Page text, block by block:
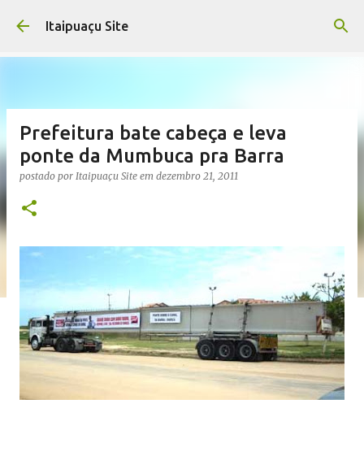
Pular para o conteúdo principal
Itaipuaçu Site
Prefeitura bate cabeça e leva
ponte da Mumbuca pra Barra
postado por Itaipuaçu Site em dezembro 21, 2011